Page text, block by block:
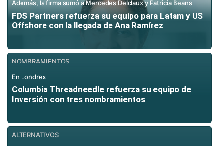
Además, la firma sumó a Mercedes Delclaux y Patricia Beans
FDS Partners refuerza su equipo para Latam y US
Offshore con la llegada de Ana Ramírez
NOMBRAMIENTOS
En Londres
Columbia Threadneedle refuerza su equipo de
Inversión con tres nombramientos
ALTERNATIVOS